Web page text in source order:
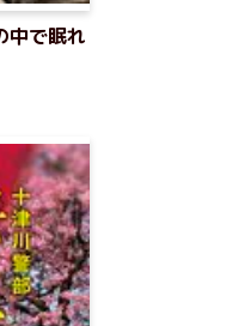
中で眠れ